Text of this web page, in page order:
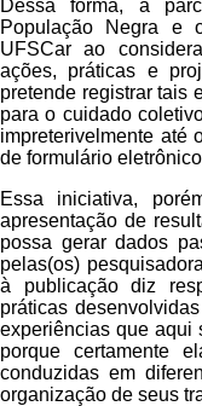
Dessa forma, a
População Negra e
UFSCar ao
ações, práticas e
pretende registrar tais
para o cuidado
impreterivelmente até
de formulário
Essa iniciativa,
apresentação de
possa gerar dados
pelas(os)
à publicação diz
práticas
experiências que aqui
porque certamente
conduzidas em
organização de seus